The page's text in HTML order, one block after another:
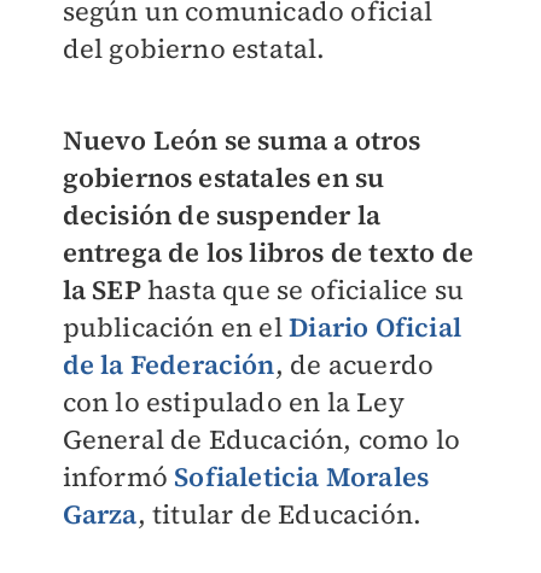
según un comunicado oficial
del gobierno estatal.
Nuevo León se suma a otros
gobiernos estatales en su
decisión de suspender la
entrega de los libros de texto de
la SEPhasta que se oficialice su
publicación en elDiario Oficial
de la Federación, de acuerdo
con lo estipulado en la Ley
General de Educación, como lo
informó Sofialeticia Morales
Garza, titular de Educación.